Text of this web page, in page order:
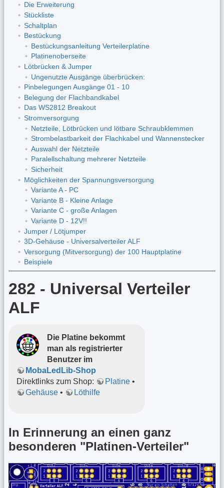
Die Erweiterung
Stückliste
Schaltplan
Bestückung
Bestückungsanleitung Verteilerplatine
Platinenoberseite
Lötbrücken & Jumper
Ungenutzte Ausgänge überbrücken:
Pinbelegungen Ausgänge 01 - 10
Belegung der Flachbandkabel
Das WS2812 Breakout
Stromversorgung
Netzteile, Lötbrücken und lötbare Schraubklemmen
Strombelastbarkeit der Flachkabel und Wannenstecker
Auswahl der Netzteile
Paralellschaltung mehrerer Netzteile
Sicherheit
Möglichkeiten der Spannungsversorgung
Variante A - PC
Variante B - Kleine Anlage
Variante C - große Anlagen
Variante D - 12V!!
Jumper / Lötjumper
3D-Gehäuse - Universalverteiler ALF
Versorgung (Mitversorgung) der 100 Hauptplatine
Beispiele
282 - Universal Verteiler
ALF
Die Platine bekommt
man als registrierter
Benutzer im
MobaLedLib-Shop
Direktlinks zum Shop:
Platine •
Gehäuse • Löthilfe
In Erinnerung an einen ganz
besonderen "Platinen-Verteiler"